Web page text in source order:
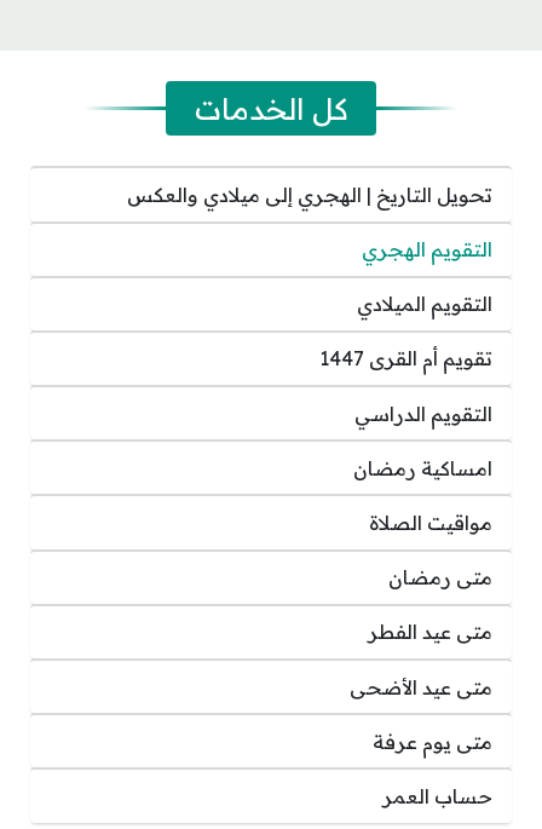
كل الخدمات
تحويل التاريخ | الهجري إلى ميلادي والعكس
التقويم الهجري
التقويم الميلادي
تقويم أم القرى 1447
التقويم الدراسي
امساكية رمضان
مواقيت الصلاة
متى رمضان
متى عيد الفطر
متى عيد الأضحى
متى يوم عرفة
حساب العمر